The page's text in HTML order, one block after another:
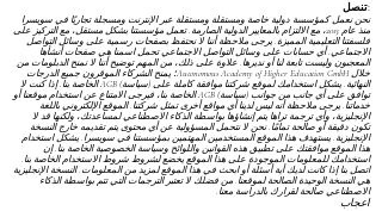
تنصل:
نحن نعمل كمؤسسة دولية خاصة ومستقلة ومستقلة عبر الإنترنت ومسجلة تجاريًا في سويسرا
منذ عام 2013، مع الالتزام بالمعايير الدولية الصارمة. تعمل مؤسستنا بشكل مستقل، مع التركيز على
فلسفتنا التعليمية المميزة. يرجى ملاحظة أننا لا نحتفظ بصفحات رسمية على وسائل التواصل
الاجتماعي. أي حسابات على وسائل التواصل الاجتماعي تحمل اسمنا هي صفحات أنشأها
المعجبون وليست تابعة لنا أو نديرها. علاوة على ذلك، من المهم توضيح أننا لا نمنح الدبلومات من
خلال Autonomous Academy of Higher Education GmbH؛ يمنح الشركاء الموقرون جميع الدرجات
النهائية. يشكل استخدامك لموقع شركتنا موافقة كاملة على (سياسة) AGB
الخاصة بنا. إذا كنت لا
توافق على أي جانب من جوانب (سياسة) AGB
الخاصة بنا، فيرجى الامتناع عن استخدام موقعنا أو
خدماتنا. يرجى ملاحظة أنه ليس لدينا أي مواقع أخرى تمثل شركتنا. الموقع الإلكتروني باللغة
الإنجليزية، وأي ترجمة تراها يتم إنشاؤها بواسطة الذكاء الاصطناعي لمساعدتك، ولكنها قد لا
تكون دقيقة أو صالحة تمامًا. نحن لا نتحمل المسؤولية عن أي محتوى يتم تقديمه خارج النسخة
الإنجليزية. يستهدف هذا الموقع المستخدمين المهتمين بمؤسستنا في سويسرا. يشكل استخدام
هذا الموقع موافقتك على تطبيق هذه القوانين واللوائح وسياسة الخصوصية الخاصة بنا. إن
استخدامك للمعلومات الموجودة على هذا الموقع يخضع لشروط شروط الاستخدامالخاصة بنا.
اتصل بنا إذا كانت لديك أية أسئلة أو ابحث في هذا الموقع لمزيد من المعلومات. النسخة الإنجليزية
هي النسخة الوحيدة الصالحة لموقعنا. من فضلك لا تعتبر الترجمات التي تتم بواسطة الذكاء
الاصطناعي صالحة لقرارك بالدراسة معنا.
اعجاب